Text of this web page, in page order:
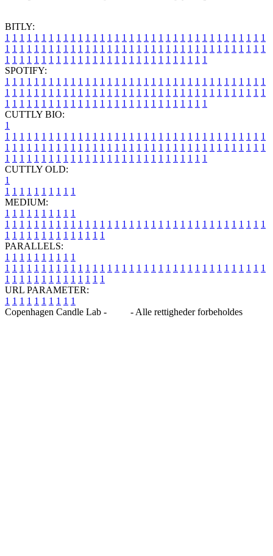
BITLY:
1 1 1 1 1 1 1 1 1 1 1 1 1 1 1 1 1 1 1 1 1 1 1 1 1 1 1 1 1 1 1 1 1 1 1 1
1 1 1 1 1 1 1 1 1 1 1 1 1 1 1 1 1 1 1 1 1 1 1 1 1 1 1 1 1 1 1 1 1 1 1 1
1 1 1 1 1 1 1 1 1 1 1 1 1 1 1 1 1 1 1 1 1 1 1 1 1 1 1 1
SPOTIFY:
1 1 1 1 1 1 1 1 1 1 1 1 1 1 1 1 1 1 1 1 1 1 1 1 1 1 1 1 1 1 1 1 1 1 1 1
1 1 1 1 1 1 1 1 1 1 1 1 1 1 1 1 1 1 1 1 1 1 1 1 1 1 1 1 1 1 1 1 1 1 1 1
1 1 1 1 1 1 1 1 1 1 1 1 1 1 1 1 1 1 1 1 1 1 1 1 1 1 1 1
CUTTLY BIO:
1
1 1 1 1 1 1 1 1 1 1 1 1 1 1 1 1 1 1 1 1 1 1 1 1 1 1 1 1 1 1 1 1 1 1 1 1
1 1 1 1 1 1 1 1 1 1 1 1 1 1 1 1 1 1 1 1 1 1 1 1 1 1 1 1 1 1 1 1 1 1 1 1
1 1 1 1 1 1 1 1 1 1 1 1 1 1 1 1 1 1 1 1 1 1 1 1 1 1 1 1
CUTTLY OLD:
1
1 1 1 1 1 1 1 1 1 1
MEDIUM:
1 1 1 1 1 1 1 1 1 1
1 1 1 1 1 1 1 1 1 1 1 1 1 1 1 1 1 1 1 1 1 1 1 1 1 1 1 1 1 1 1 1 1 1 1 1
1 1 1 1 1 1 1 1 1 1 1 1 1 1
PARALLELS:
1 1 1 1 1 1 1 1 1 1
1 1 1 1 1 1 1 1 1 1 1 1 1 1 1 1 1 1 1 1 1 1 1 1 1 1 1 1 1 1 1 1 1 1 1 1
1 1 1 1 1 1 1 1 1 1 1 1 1 1
URL PARAMETER:
1 1 1 1 1 1 1 1 1 1
Copenhagen Candle Lab -
- Alle rettigheder forbeholdes